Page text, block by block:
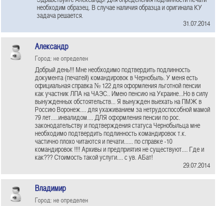
необходим образец. В случае наличия образца и оригинала КУ
задача решается.
31.07.2014
Александр
Город: не определен
Добрый день!!! Мне необходимо подтвердить подлинность
документа (печатей) командировок в Чернобыль. У меня есть
официальная справка № 122 для оформления льготной пенсии
как участник ЛПА на ЧАЭС.. Имею пенсию на Украине...Но в силу
вынужденных обстоятельств... Я вынужден выехать на ПМЖ в
Россию Воронеж.... для ухаживанием за нетрудоспособной мамой
79 лет.....инвалидом.... ДЛЯ оформления пенсии по рос.
законодательству и подтверждения статуса Чернобыльца мне
необходимо подтвердить подлинность командировок т.к.
частично плохо читаются и печати...... по справке -10
командировок !!!! Архивы и предприятия не существуют.... Где и
как??? Стоимость такой услуги.... с ув. АБат!
29.07.2014
Владимир
Город: не определен